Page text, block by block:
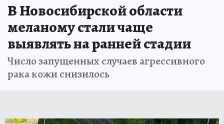
В Новосибирской области
меланому стали чаще
выявлять на ранней стадии
Число запущенных случаев агрессивного
рака кожи снизилось